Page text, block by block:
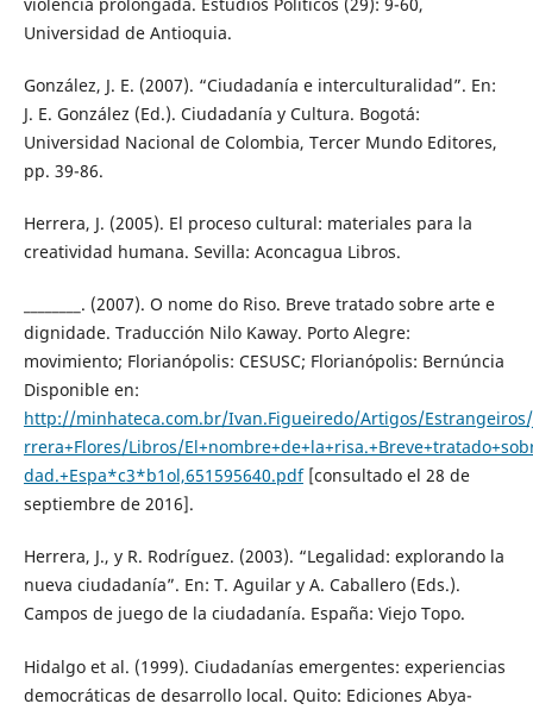
violencia prolongada. Estudios Políticos (29): 9-60,
Universidad de Antioquia.
González, J. E. (2007). “Ciudadanía e interculturalidad”. En:
J. E. González (Ed.). Ciudadanía y Cultura. Bogotá:
Universidad Nacional de Colombia, Tercer Mundo Editores,
pp. 39-86.
Herrera, J. (2005). El proceso cultural: materiales para la
creatividad humana. Sevilla: Aconcagua Libros.
________. (2007). O nome do Riso. Breve tratado sobre arte e
dignidade. Traducción Nilo Kaway. Porto Alegre:
movimiento; Florianópolis: CESUSC; Florianópolis: Bernúncia
Disponible en:
http://minhateca.com.br/Ivan.Figueiredo/Artigos/
rrera+Flores/Libros/
dad.+Espa*c3*b1ol,651595640.pdf[consultado el 28 de
septiembre de 2016].
Herrera, J., y R. Rodríguez. (2003). “Legalidad: explorando la
nueva ciudadanía”. En: T. Aguilar y A. Caballero (Eds.).
Campos de juego de la ciudadanía. España: Viejo Topo.
Hidalgo et al. (1999). Ciudadanías emergentes: experiencias
democráticas de desarrollo local. Quito: Ediciones Abya-